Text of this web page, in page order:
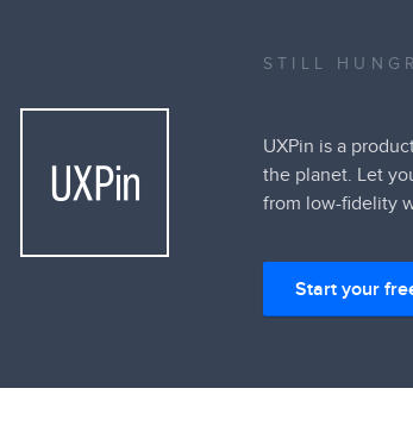
STILL
UXPin is a
the planet. Let
from low-fidelity
Start your